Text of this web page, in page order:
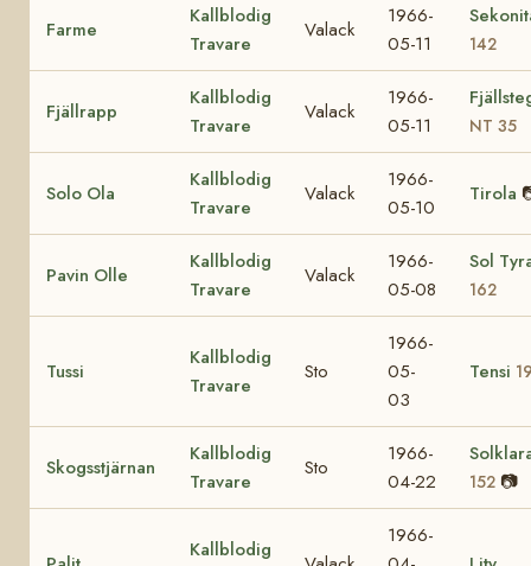
Farme
Kallblodig
Travare
Valack
1966-
05-11
142
Fjällrapp
Kallblodig
Travare
Valack
1966-
05-11
NT 35
Solo Ola
Kallblodig
Travare
Valack
1966-
05-10
Tirola
Pavin Olle
Kallblodig
Travare
Valack
1966-
05-08
Sol
162
Tussi
Kallblodig
Travare
Sto
1966-
05-
03
Tensi
Skogsstjärnan
Kallblodig
Travare
Sto
1966-
04-22
152 📷
Kallblodig
1966-